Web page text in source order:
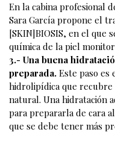
En la cabina profesional
Sara García propone el
[SKIN]BIOSIS, en el que
química de la piel
3.- Una buena
preparada. Este paso es
hidrolipídica que
natural. Una hidratación
para prepararla de cara
que se debe tener más